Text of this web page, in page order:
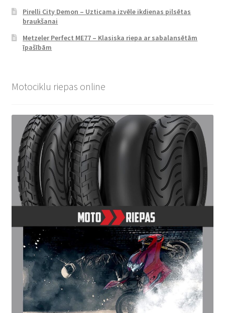
Pirelli City Demon – Uzticama izvēle ikdienas pilsētas
braukšanai
Metzeler Perfect ME77 – Klasiska riepa ar sabalansētām
īpašībām
Motociklu riepas online